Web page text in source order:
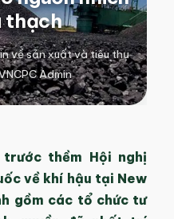
thạch
về sản xuất và tiêu thụ
Admin
thềm Hội nghị
về khí hậu tại New
gồm các tổ chức tư